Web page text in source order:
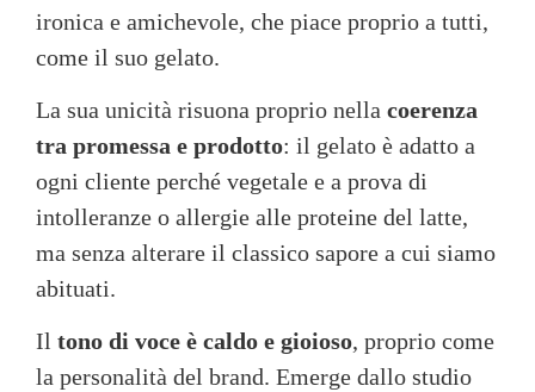
ironica e amichevole, che piace proprio a tutti,
come il suo gelato.
La sua unicità risuona proprio nella coerenza
tra promessa e prodotto: il gelato è adatto a
ogni cliente perché vegetale e a prova di
intolleranze o allergie alle proteine del latte,
ma senza alterare il classico sapore a cui siamo
abituati.
Il tono di voce è caldo e gioioso, proprio come
la personalità del brand. Emerge dallo studio